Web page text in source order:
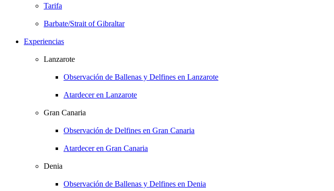
Tarifa
Barbate/Strait of Gibraltar
Experiencias
Lanzarote
Observación de Ballenas y Delfines en Lanzarote
Atardecer en Lanzarote
Gran Canaria
Observación de Delfines en Gran Canaria
Atardecer en Gran Canaria
Denia
Observación de Ballenas y Delfines en Denia